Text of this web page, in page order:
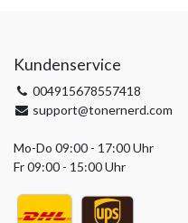
Kundenservice
004915678557418
support@tonernerd.com
Mo-Do 09:00 - 17:00 Uhr
Fr 09:00 - 15:00 Uhr